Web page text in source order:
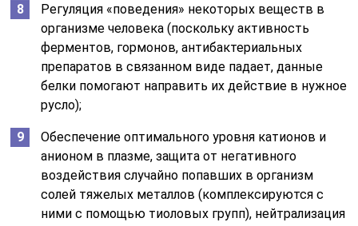
Регуляция «поведения» некоторых веществ в
организме человека (поскольку активность
ферментов, гормонов, антибактериальных
препаратов в связанном виде падает, данные
белки помогают направить их действие в нужное
русло);
Обеспечение оптимального уровня катионов и
анионом в плазме, защита от негативного
воздействия случайно попавших в организм
солей тяжелых металлов (комплексируются с
ними с помощью тиоловых групп), нейтрализация